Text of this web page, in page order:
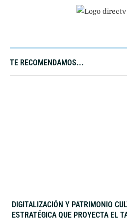
TE RECOMENDAMOS...
DIGITALIZACIÓN Y PATRIMONIO
ESTRATÉGICA QUE PROYECTA EL